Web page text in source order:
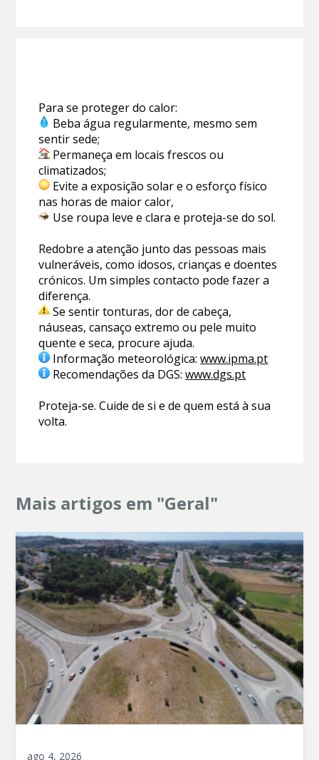
Para se proteger do calor:
Beba água regularmente, mesmo sem
sentir sede;
Permaneça em locais frescos ou
climatizados;
Evite a exposição solar e o esforço físico
nas horas de maior calor,
Use roupa leve e clara e proteja-se do sol.
Redobre a atenção junto das pessoas mais
vulneráveis, como idosos, crianças e doentes
crónicos. Um simples contacto pode fazer a
diferença.
Se sentir tonturas, dor de cabeça,
náuseas, cansaço extremo ou pele muito
quente e seca, procure ajuda.
Informação meteorológica:www.ipma.pt
Recomendações da DGS:www.dgs.pt
Proteja-se. Cuide de si e de quem está à sua
volta.
Mais artigos em "Geral"
ago 4, 2026